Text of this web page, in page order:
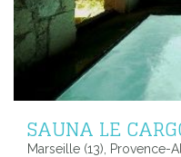
SAUNA LE
Marseille (13), Provence-